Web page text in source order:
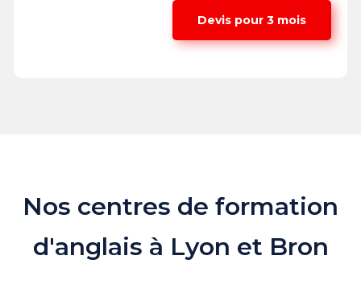
Devis pour 3 mois
Nos centres de formation
d'anglais à Lyon et Bron